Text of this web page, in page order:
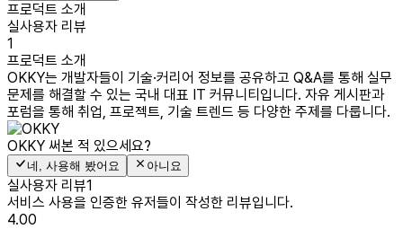
프로덕트 소개
실사용자 리뷰
1
프로덕트 소개
OKKY는 개발자들이 기술·커리어 정보를 공유하고 Q&A를 통해 실무
문제를 해결할 수 있는 국내 대표 IT 커뮤니티입니다. 자유 게시판과
포럼을 통해 취업, 프로젝트, 기술 트렌드 등 다양한 주제를 다룹니다.
OKKY 써본 적 있으세요?
네, 사용해 봤어요 아니요
실사용자 리뷰1
서비스 사용을 인증한 유저들이 작성한 리뷰입니다.
4.00